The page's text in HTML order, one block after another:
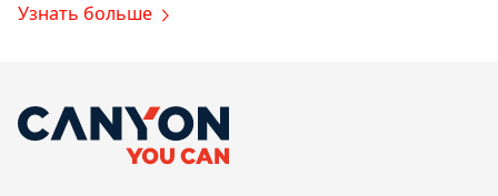
Узнать больше